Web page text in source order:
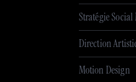
Stratégie Social
Direction
Motion Design